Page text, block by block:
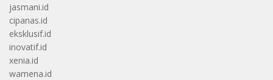
jasmani.id
cipanas.id
eksklusif.id
inovatif.id
xenia.id
wamena.id